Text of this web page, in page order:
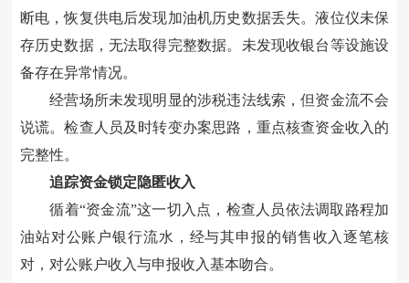
断电，恢复供电后发现加油机历史数据丢失。液位仪未保
存历史数据，无法取得完整数据。未发现收银台等设施设
备存在异常情况。
经营场所未发现明显的涉税违法线索，但资金流不会
说谎。检查人员及时转变办案思路，重点核查资金收入的
完整性。
追踪资金锁定隐匿收入
循着“资金流”这一切入点，检查人员依法调取路程加
油站对公账户银行流水，经与其申报的销售收入逐笔核
对，对公账户收入与申报收入基本吻合。